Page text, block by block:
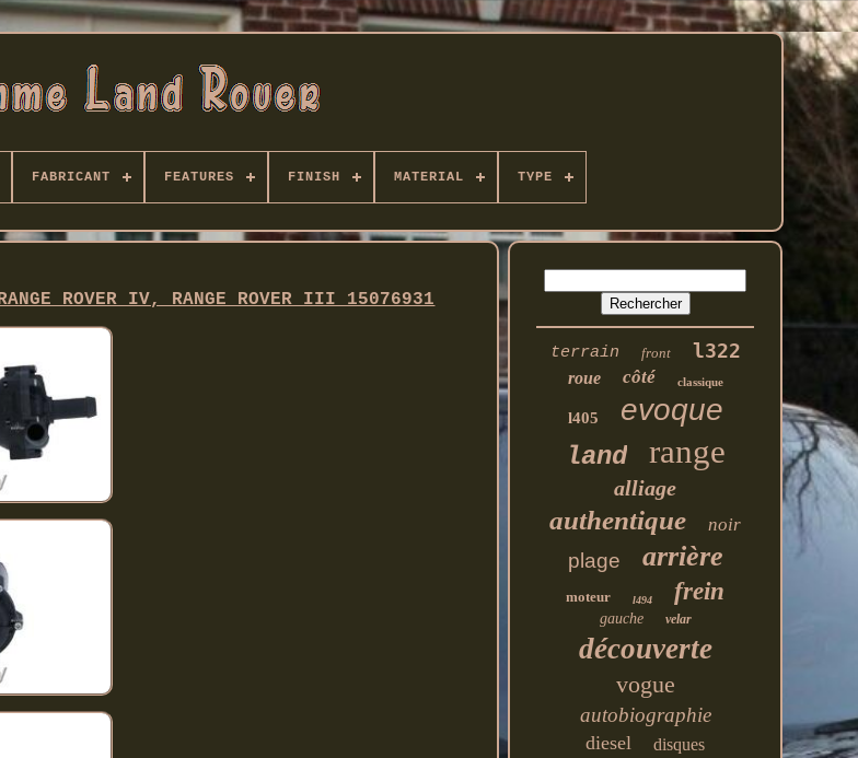
FABRICANT FEATURES FINISH MATERIAL TYPE
ROVER IV, RANGE ROVER III 15076931
terrain front l322
roue côté classique
l405 evoque
land range
alliage
authentique noir
plage arrière
moteur l494 frein
gauche velar
découverte
vogue
autobiographie
diesel disques